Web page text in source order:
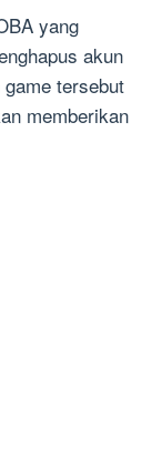
yang
akun
tersebut
memberikan